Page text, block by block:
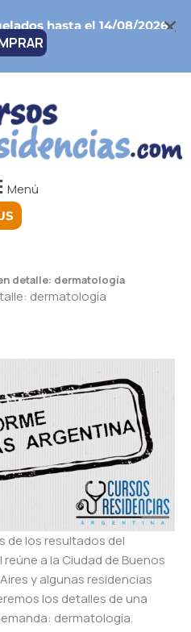
hasta el 14/08/2026
Menú
detalle: dermatología
dermatología
de los resultados del
a la Ciudad de Buenos
y algunas residencias
los detalles de una
dermatología.